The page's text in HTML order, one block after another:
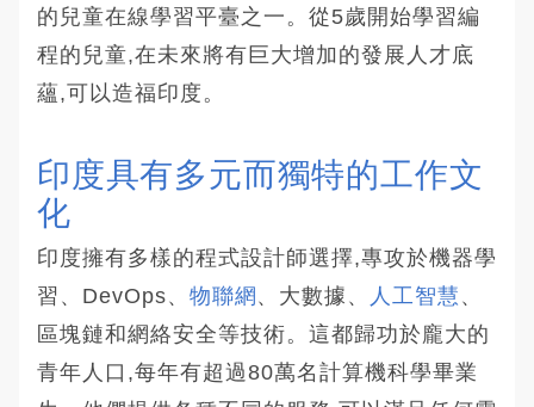
的兒童在線學習平臺之一。從5歲開始學習編
程的兒童,在未來將有巨大增加的發展人才底
蘊,可以造福印度。
印度具有多元而獨特的工作文
化
印度擁有多樣的程式設計師選擇,專攻於機器學
習、DevOps、 物聯網、大數據、 人工智慧 、
區塊鏈和網絡安全等技術。這都歸功於龐大的
青年人口,每年有超過80萬名計算機科學畢業